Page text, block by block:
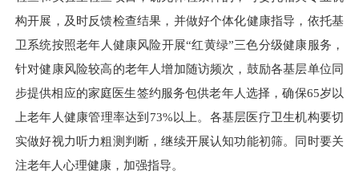
构开展，及时反馈检查结果，并做好个体化健康指导，依托基
卫系统按照老年人健康风险开展“红黄绿”三色分级健康服务，
针对健康风险较高的老年人增加随访频次，鼓励各基层单位同
步提供相应的家庭医生签约服务包供老年人选择，确保65岁以
上老年人健康管理率达到73%以上。各基层医疗卫生机构要切
实做好视力听力粗测判断，继续开展认知功能初筛。同时要关
注老年人心理健康，加强指导。